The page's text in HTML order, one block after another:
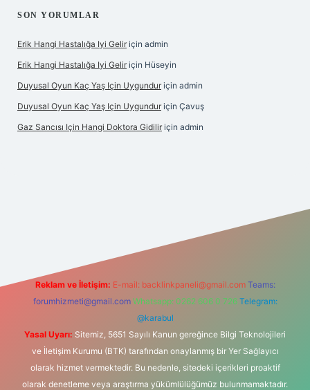
SON YORUMLAR
Erik Hangi Hastalığa Iyi Gelir için admin
Erik Hangi Hastalığa Iyi Gelir için Hüseyin
Duyusal Oyun Kaç Yaş Için Uygundur için admin
Duyusal Oyun Kaç Yaş Için Uygundur için Çavuş
Gaz Sancısı Için Hangi Doktora Gidilir için admin
Reklam ve İletişim: E-mail: backlinkpaneli@gmail.com Teams:
forumhizmeti@gmail.com Whatsapp: 0262 606 0 726 Telegram:
@karabul
Yasal Uyarı: Sitemiz, 5651 Sayılı Kanun gereğince Bilgi Teknolojileri
ve İletişim Kurumu (BTK) tarafından onaylanmış bir Yer Sağlayıcı
olarak hizmet vermektedir. Bu nedenle, sitedeki içerikleri proaktif
olarak denetleme veya araştırma yükümlülüğümüz bulunmamaktadır.